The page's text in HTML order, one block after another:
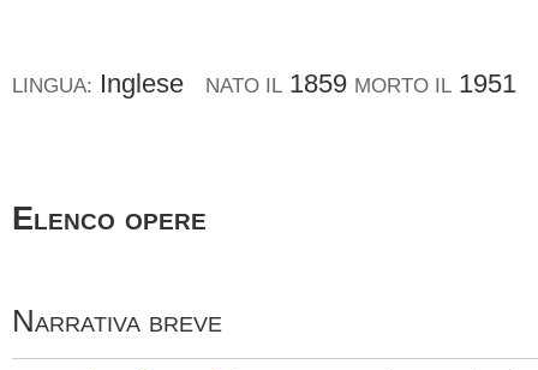
LINGUA: Inglese NATO IL 1859 MORTO IL 1951
Elenco opere
Narrativa breve